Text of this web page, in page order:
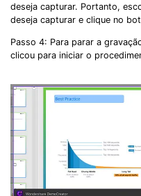
deseja capturar. Portanto,
deseja capturar e clique no
Passo 4: Para parar a
clicou para iniciar o